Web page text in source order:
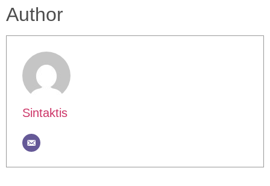
Author
Sintaktis